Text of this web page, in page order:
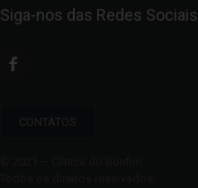
Siga-nos das Redes Sociais
CONTATOS